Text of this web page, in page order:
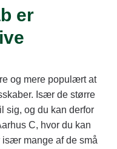
er
og mere populært at
Især de større
sig, og du kan derfor
C, hvor du kan
mange af de små